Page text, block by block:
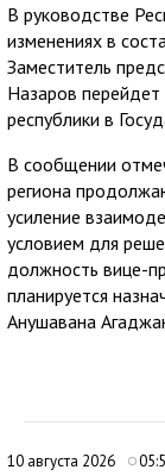
В руководстве
изменениях в
Заместитель
Назаров перейдет
республики в
В сообщении
региона
усиление
условием для
должность вице-
планируется
Анушавана
10 августа 2026